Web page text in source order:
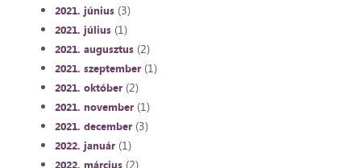
2021. június(3)
2021. július(1)
2021. augusztus(2)
2021. szeptember(1)
2021. október(2)
2021. november(1)
2021. december(3)
2022. január(1)
2022. március(2)